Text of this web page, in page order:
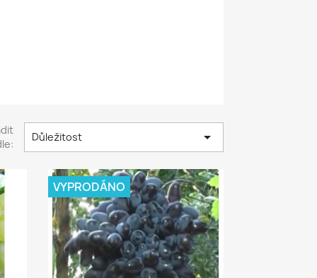
Důležitost 
VYPRODÁNO